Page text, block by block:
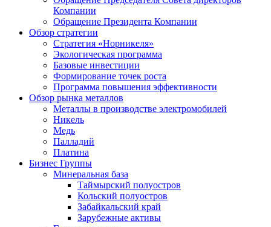
Компании
Обращение Президента Компании
Обзор стратегии
Стратегия «Норникеля»
Экологическая программа
Базовые инвестиции
Формирование точек роста
Программа повышения эффективности
Обзор рынка металлов
Металлы в производстве электромобилей
Никель
Медь
Палладий
Платина
Бизнес Группы
Минеральная база
Таймырский полуостров
Кольский полуостров
Забайкальский край
Зарубежные активы